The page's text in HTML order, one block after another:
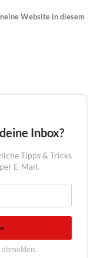
Website in diesem
Inbox?
Tipps & Tricks
E-Mail.